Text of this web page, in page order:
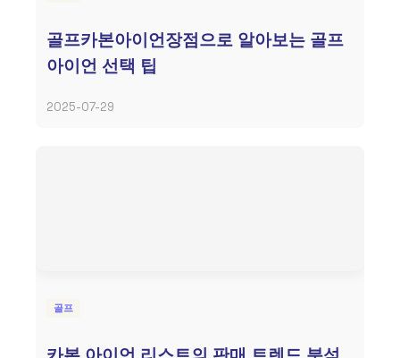
골프카본아이언장점으로 알아보는 골프
아이언 선택 팁
2025-07-29
골프